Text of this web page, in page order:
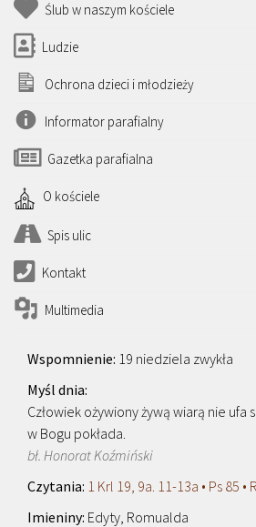
Ślub w naszym kościele
Ludzie
Ochrona dzieci i młodzieży
Informator parafialny
Gazetka parafialna
O kościele
Spis ulic
Kontakt
Multimedia
19 niedziela zwykła
Człowiek ożywiony żywą wiarą nie ufa
w Bogu pokłada.
bł. Honorat Koźmiński
1 Krl 19, 9a. 11-13a • Ps 85 •
Edyty, Romualda